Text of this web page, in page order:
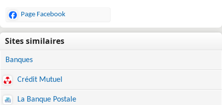
Page Facebook
Banques
Crédit Mutuel
La Banque Postale